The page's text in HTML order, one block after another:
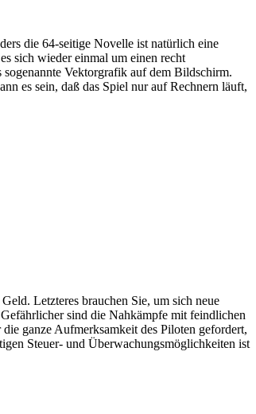
die 64-seitige Novelle ist natürlich eine
sich wieder einmal um einen recht
Vektorgrafik auf dem Bildschirm.
es sein, daß das Spiel nur auf Rechnern läuft,
Letzteres brauchen Sie, um sich neue
sind die Nahkämpfe mit feindlichen
ganze Aufmerksamkeit des Piloten gefordert,
Steuer- und Überwachungsmöglichkeiten ist